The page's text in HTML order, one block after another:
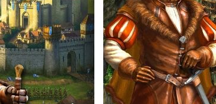
的荣耀；
的战斗手段合理搭配英雄在这里来保护你生存的
以领取海量的金币共分为三个档次领取:免费钻